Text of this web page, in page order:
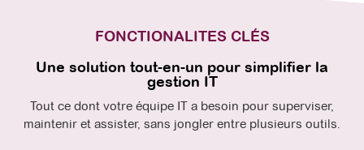
FONCTIONALITES CLÉS
Une solution tout-en-un pour simplifier la
gestion IT
Tout ce dont votre équipe IT a besoin pour superviser,
maintenir et assister, sans jongler entre plusieurs outils.